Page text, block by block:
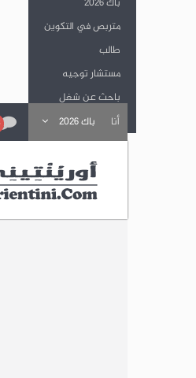
أنا باك 2026
باك 2026
متربص في التكوين
طالب
مستشار توجيه
باحث عن شغل
باحث عن تكوين